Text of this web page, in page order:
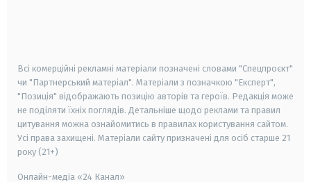
Всі комерційні рекламні матеріали позначені словами "Спецпроєкт"
чи "Партнерський матеріал". Матеріали з позначкою "Експерт",
"Позиція" відображають позицію авторів та героїв. Редакція може
не поділяти їхніх поглядів. Детальніше щодо реклами та правил
цитування можна ознайомитись в правилах користування сайтом.
Усі права захищені. Матеріали сайту призначені для осіб старше 21
року (21+)
Онлайн-медіа «24 Канал»